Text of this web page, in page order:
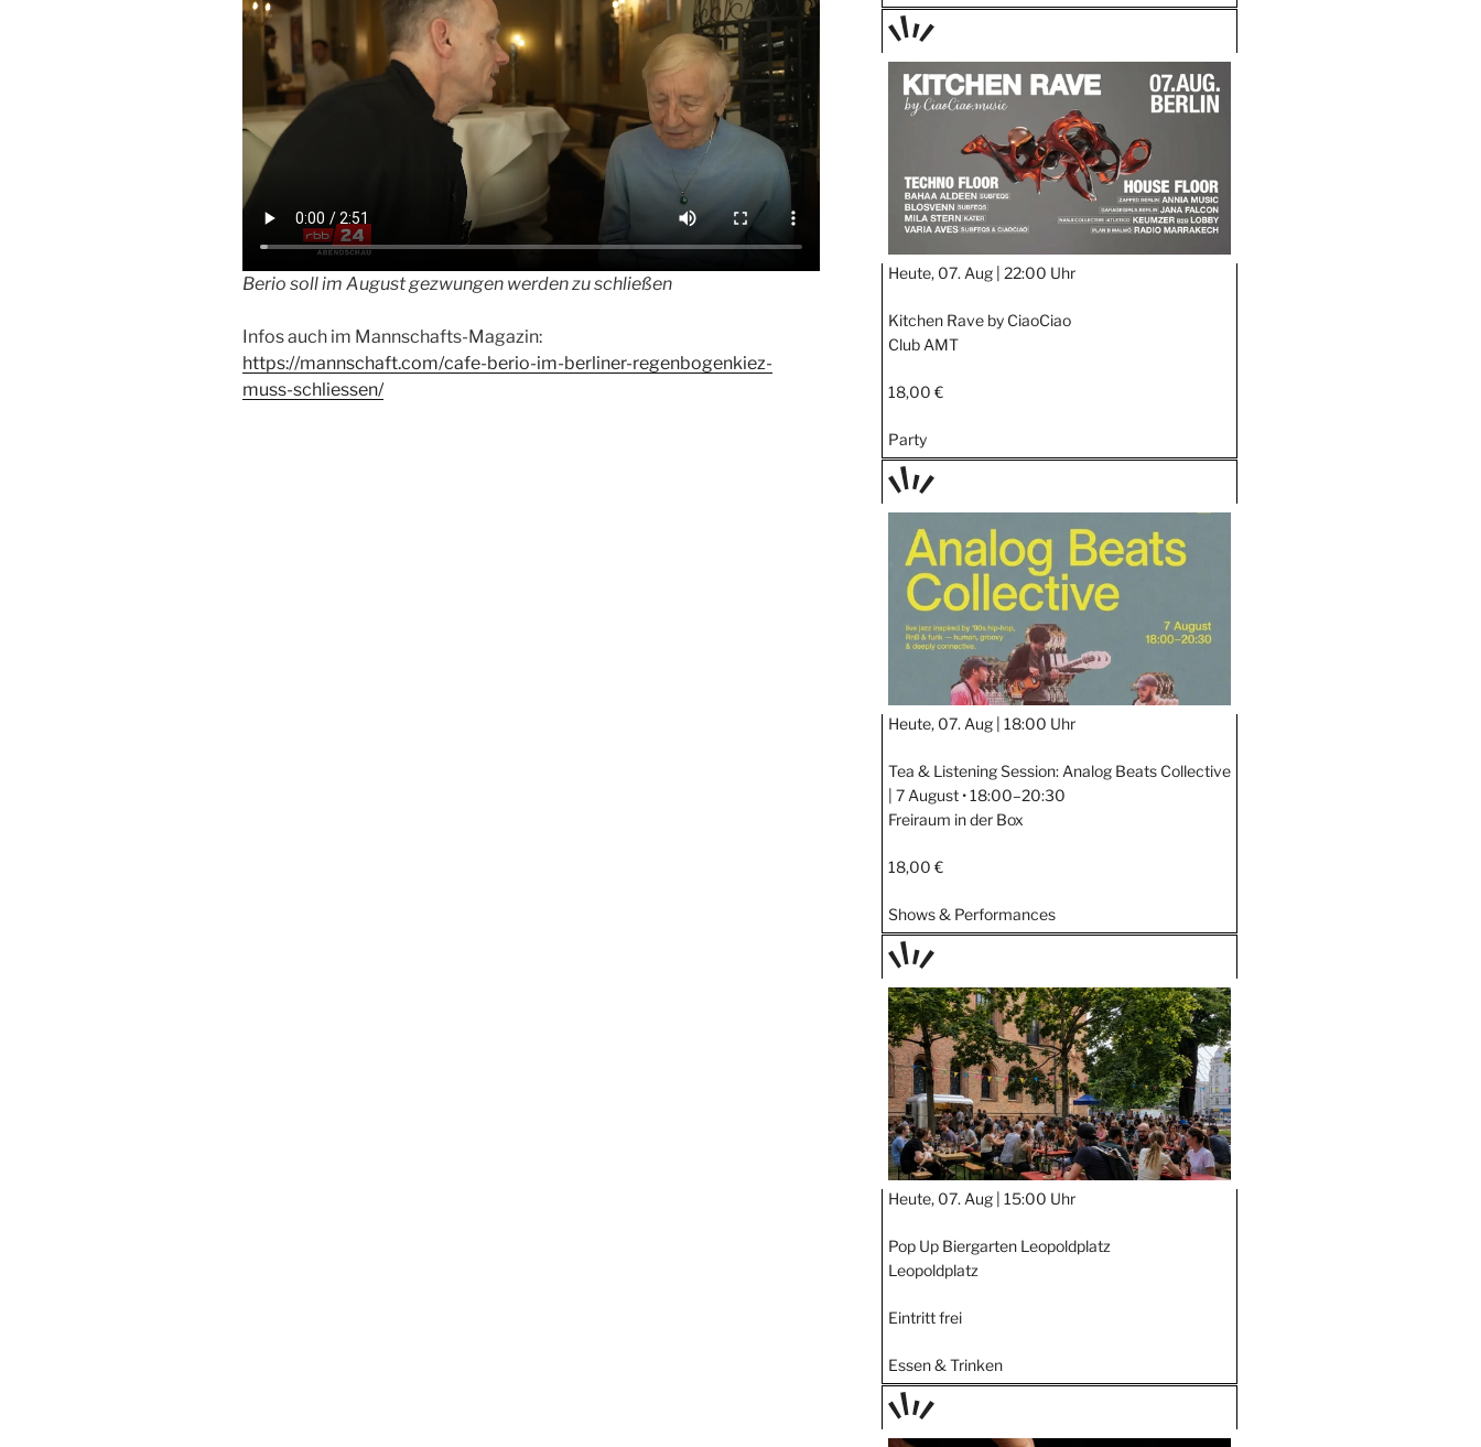
Berio soll im August gezwungen werden zu schließen
Infos auch im Mannschafts-Magazin:
https://mannschaft.com/cafe-berio-im-berliner-regenbogenkiez-
muss-schliessen/
TAGE
STIPP
Heute, 07. Aug | 22:00 Uhr
Kitchen Rave by CiaoCiao
Club AMT
18,00 €
Party
TAGE
STIPP
Heute, 07. Aug | 18:00 Uhr
Tea & Listening Session: Analog Beats Collective
| 7 August • 18:00–20:30
Freiraum in der Box
18,00 €
Shows & Performances
TAGE
STIPP
Heute, 07. Aug | 15:00 Uhr
Pop Up Biergarten Leopoldplatz
Leopoldplatz
Eintritt frei
Essen & Trinken
TAGE